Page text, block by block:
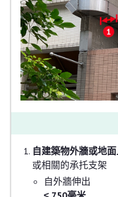
自建築物外牆或地
或相關的承托支架
自外牆伸出